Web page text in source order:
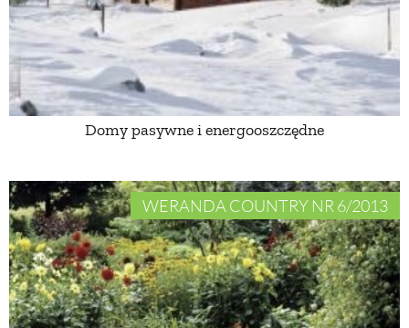
Domy pasywne i energooszczędne
WERANDA COUNTRY NR 6/2013
ZWIERZĘTA DOMOWE
ZWIERZĘTA W NATURZE
GRZYBY
KRAJOBRAZ
RĘKODZIEŁO
RZEMIOSŁO